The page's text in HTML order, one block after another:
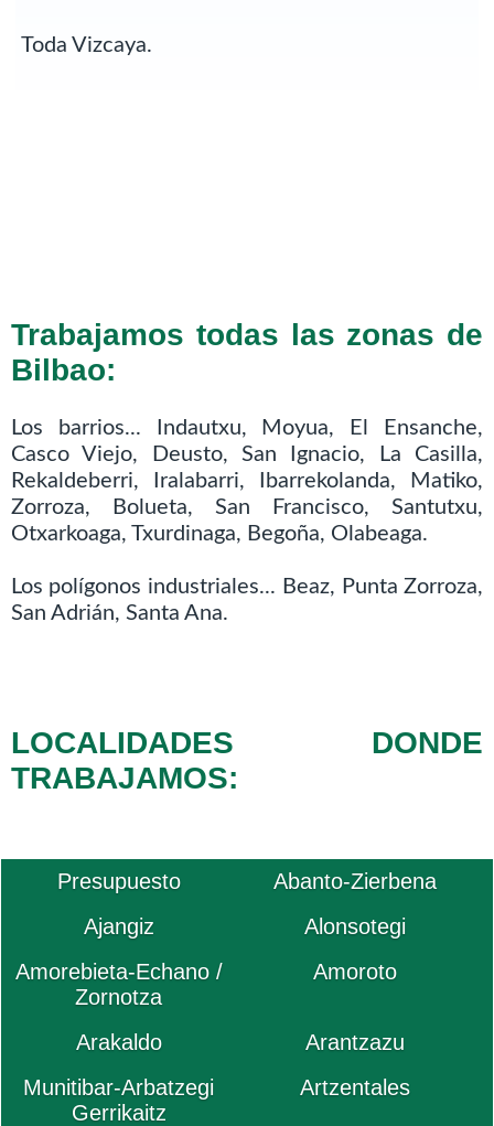
Toda Vizcaya.
Trabajamos todas las zonas de
Bilbao:
Los barrios... Indautxu, Moyua, El Ensanche,
Casco Viejo, Deusto, San Ignacio, La Casilla,
Rekaldeberri, Iralabarri, Ibarrekolanda, Matiko,
Zorroza, Bolueta, San Francisco, Santutxu,
Otxarkoaga, Txurdinaga, Begoña, Olabeaga.
Los polígonos industriales... Beaz, Punta Zorroza,
San Adrián, Santa Ana.
LOCALIDADES DONDE
TRABAJAMOS:
Presupuesto
Abanto-Zierbena
Ajangiz
Alonsotegi
Amorebieta-Echano /
Zornotza
Amoroto
Arakaldo
Arantzazu
Munitibar-Arbatzegi
Gerrikaitz
Artzentales